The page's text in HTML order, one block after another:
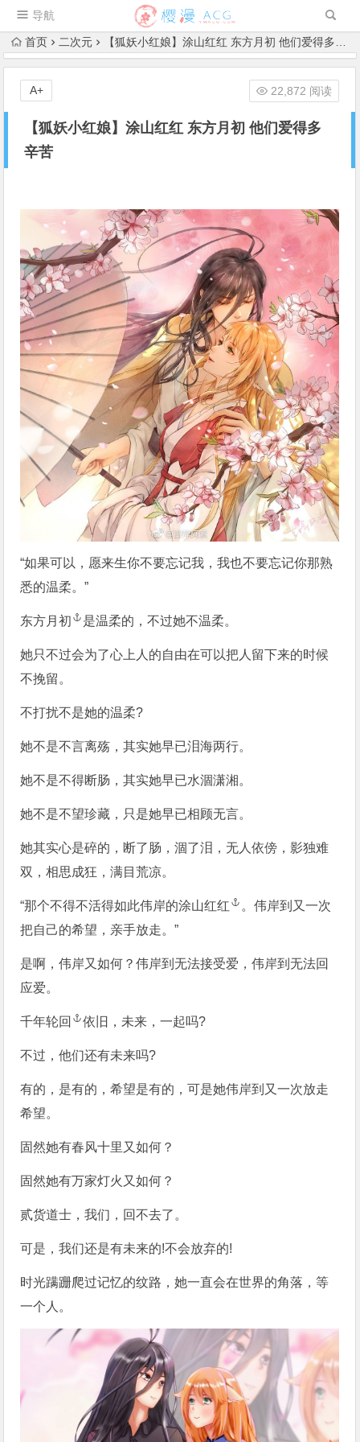
导航
首页 二次元 【狐妖小红娘】涂山红红 东方月初 他们爱得多辛苦
【狐妖小红娘】涂山红红 东方月初 他们爱得多
辛苦
22,872 阅读
A+
“如果可以，愿来生你不要忘记我，我也不要忘记你那熟
悉的温柔。”
东方月初 是温柔的，不过她不温柔。
她只不过会为了心上人的自由在可以把人留下来的时候
不挽留。
不打扰不是她的温柔?
她不是不言离殇，其实她早已泪海两行。
她不是不得断肠，其实她早已水涸潇湘。
她不是不望珍藏，只是她早已相顾无言。
她其实心是碎的，断了肠，涸了泪，无人依傍，影独难
双，相思成狂，满目荒凉。
“那个不得不活得如此伟岸的涂山红红
。伟岸到又一次
把自己的希望，亲手放走。”
是啊，伟岸又如何？伟岸到无法接受爱，伟岸到无法回
应爱。
千年轮回 依旧，未来，一起吗?
不过，他们还有未来吗?
有的，是有的，希望是有的，可是她伟岸到又一次放走
希望。
固然她有春风十里又如何？
固然她有万家灯火又如何？
贰货道士，我们，回不去了。
可是，我们还是有未来的!不会放弃的!
时光蹒跚爬过记忆的纹路，她一直会在世界的角落，等
一个人。